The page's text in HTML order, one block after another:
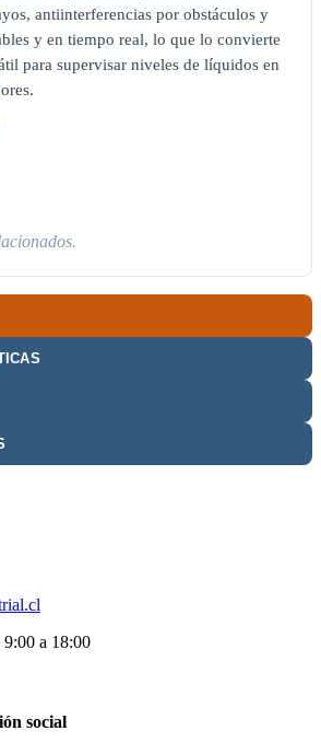
antiinterferencias por obstáculos y
y en tiempo real, lo que lo convierte
para supervisar niveles de líquidos en
9:00 a 18:00
social